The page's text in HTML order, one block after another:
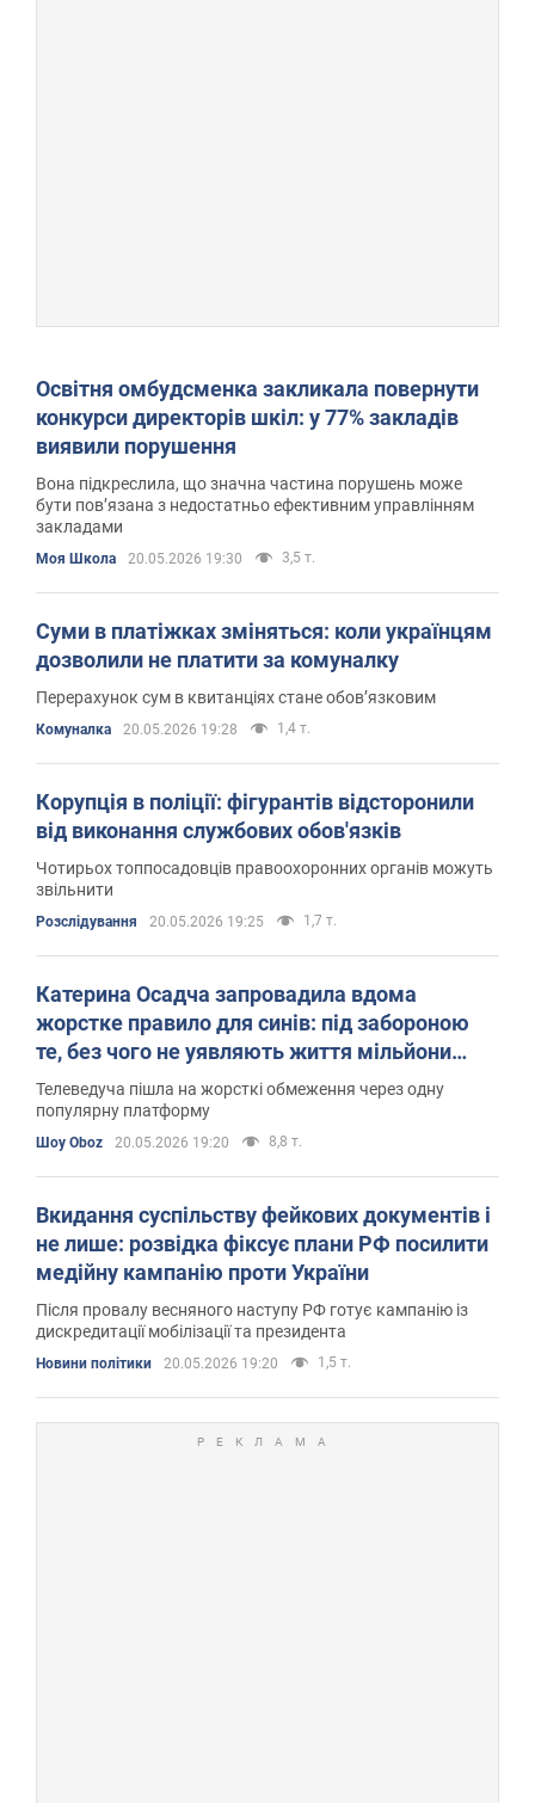
Освітня омбудсменка закликала повернути
конкурси директорів шкіл: у 77% закладів
виявили порушення
Вона підкреслила, що значна частина порушень може
бути пов’язана з недостатньо ефективним управлінням
закладами
Моя Школа 20.05.2026 19:30 3,5 т.
Суми в платіжках зміняться: коли українцям
дозволили не платити за комуналку
Перерахунок сум в квитанціях стане обовʼязковим
Комуналка 20.05.2026 19:28 1,4 т.
Корупція в поліції: фігурантів відсторонили
від виконання службових обов'язків
Чотирьох топпосадовців правоохоронних органів можуть
звільнити
Розслідування 20.05.2026 19:25 1,7 т.
Катерина Осадча запровадила вдома
жорстке правило для синів: під забороною
те, без чого не уявляють життя мільйони
дітей
Телеведуча пішла на жорсткі обмеження через одну
популярну платформу
Шоу Oboz 20.05.2026 19:20 8,8 т.
Вкидання суспільству фейкових документів і
не лише: розвідка фіксує плани РФ посилити
медійну кампанію проти України
Після провалу весняного наступу РФ готує кампанію із
дискредитації мобілізації та президента
Новини політики 20.05.2026 19:20 1,5 т.